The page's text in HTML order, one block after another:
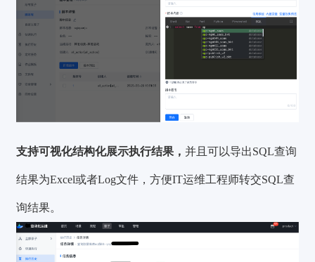
支持可视化结构化展示执行结果，并且可以导出SQL查询
结果为Excel或者Log文件，方便IT运维工程师转交SQL查
询结果。